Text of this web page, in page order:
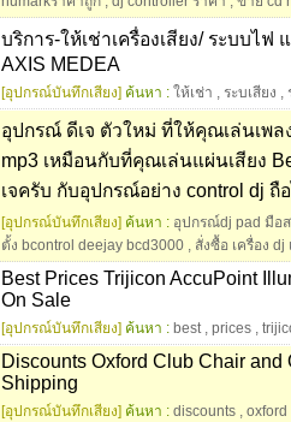
บริการ-ให้เช่าเครื่องเสียง/ ระบบไฟ
AXIS MEDEA
[อุปกรณ์บันทึกเสียง] ค้นหา : ให้เช่า , ระบเสียง ,
อุปกรณ์ ดีเจ ตัวใหม่ ที่ให้คุณเล่นเพล
mp3 เหมือนกับที่คุณเล่นแผ่นเสียง
เจครับ กับอุปกรณ์อย่าง control dj ถื
[อุปกรณ์บันทึกเสียง] ค้นหา : อุปกรณ์dj pad มือส
ตั้ง bcontrol deejay bcd3000 , สั่งซื้อ เครื่อง dj
Best Prices Trijicon AccuPoint
On Sale
[อุปกรณ์บันทึกเสียง] ค้นหา : best, prices ,
Discounts Oxford Club Chair and
Shipping
[อุปกรณ์บันทึกเสียง] ค้นหา : discounts , oxford